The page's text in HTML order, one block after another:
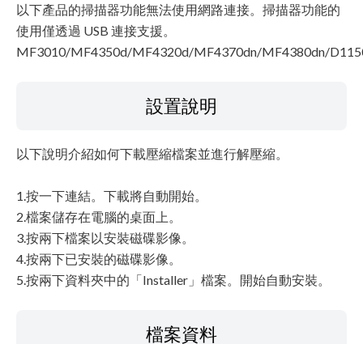
以下產品的掃描器功能無法使用網路連接。掃描器功能的
使用僅透過 USB 連接支援。
MF3010/MF4350d/MF4320d/MF4370dn/MF4380dn/
設置說明
以下說明介紹如何下載壓縮檔案並進行解壓縮。
1.按一下連結。下載將自動開始。
2.檔案儲存在電腦的桌面上。
3.按兩下檔案以安裝磁碟影像。
4.按兩下已安裝的磁碟影像。
5.按兩下資料夾中的「Installer」檔案。開始自動安裝。
檔案資料